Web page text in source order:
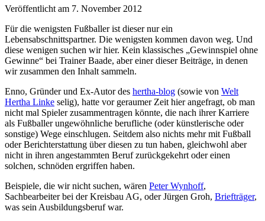
Veröffentlicht am 7. November 2012
Für die wenigsten Fußballer ist dieser nur ein
Lebensabschnittspartner. Die wenigsten kommen davon weg. Und
diese wenigen suchen wir hier. Kein klassisches „Gewinnspiel ohne
Gewinne“ bei Trainer Baade, aber einer dieser Beiträge, in denen
wir zusammen den Inhalt sammeln.
Enno, Gründer und Ex-Autor des hertha-blog (sowie von Welt
Hertha Linke selig), hatte vor geraumer Zeit hier angefragt, ob man
nicht mal Spieler zusammentragen könnte, die nach ihrer Karriere
als Fußballer ungewöhnliche berufliche (oder künstlerische oder
sonstige) Wege einschlugen. Seitdem also nichts mehr mit Fußball
oder Berichterstattung über diesen zu tun haben, gleichwohl aber
nicht in ihren angestammten Beruf zurückgekehrt oder einen
solchen, schnöden ergriffen haben.
Beispiele, die wir nicht suchen, wären Peter Wynhoff,
Sachbearbeiter bei der Kreisbau AG, oder Jürgen Groh, Briefträger,
was sein Ausbildungsberuf war.